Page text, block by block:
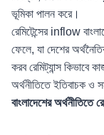
ভূমিকা পালন করে।
রেমিটেন্সের inflow
ফেলে, যা দেশের
করব রেমিট্যান্স কিভাবে
অর্থনীতিতে ইতিবাচক ও
বাংলাদেশের অর্থনীতিতে